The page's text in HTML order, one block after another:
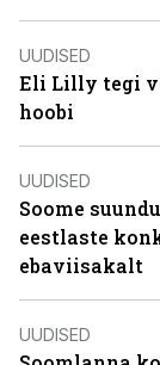
UUDISED
Eli Lilly tegi
hoobi
UUDISED
Soome
eestlaste
ebaviisakalt
UUDISED